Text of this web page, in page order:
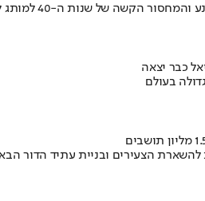
כבר יצאה
בעולם
להשארת הצעירים ובניית עתיד הדור